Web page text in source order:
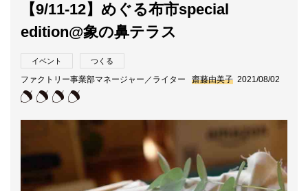
【9/11-12】めぐる布市special
edition@象の鼻テラス
イベント つくる
ファクトリー事業部マネージャー／ライター 齋藤由美子 2021/08/02